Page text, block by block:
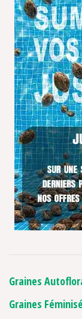
Graines
Graines